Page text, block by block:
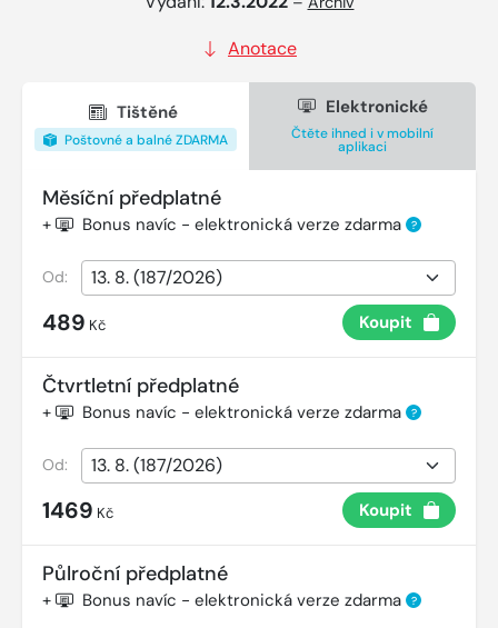
Anotace
Tištěné
Poštovné a balné ZDARMA
Elektronické
Čtěte ihned i v mobilní
aplikaci
Měsíční předplatné
+ Bonus navíc - elektronická verze zdarma ?
Od:
489 Kč Koupit
Čtvrtletní předplatné
+ Bonus navíc - elektronická verze zdarma ?
Od:
1469 Kč Koupit
Půlroční předplatné
+ Bonus navíc - elektronická verze zdarma ?